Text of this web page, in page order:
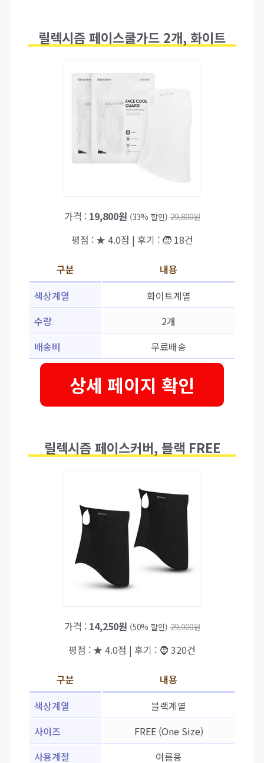
릴렉시즘 페이스쿨가드 2개, 화이트
가격 : 19,800원 (33% 할인) 29,800원
평점 : ★ 4.0점 | 후기 : 🧒 18건
구분
내용
색상계열
화이트계열
수량
2개
배송비
무료배송
상세 페이지 확인
릴렉시즘 페이스커버, 블랙 FREE
가격 : 14,250원 (50% 할인) 29,000원
평점 : ★ 4.0점 | 후기 : 🧔 320건
구분
내용
색상계열
블랙계열
사이즈
FREE (One Size)
사용계절
여름용